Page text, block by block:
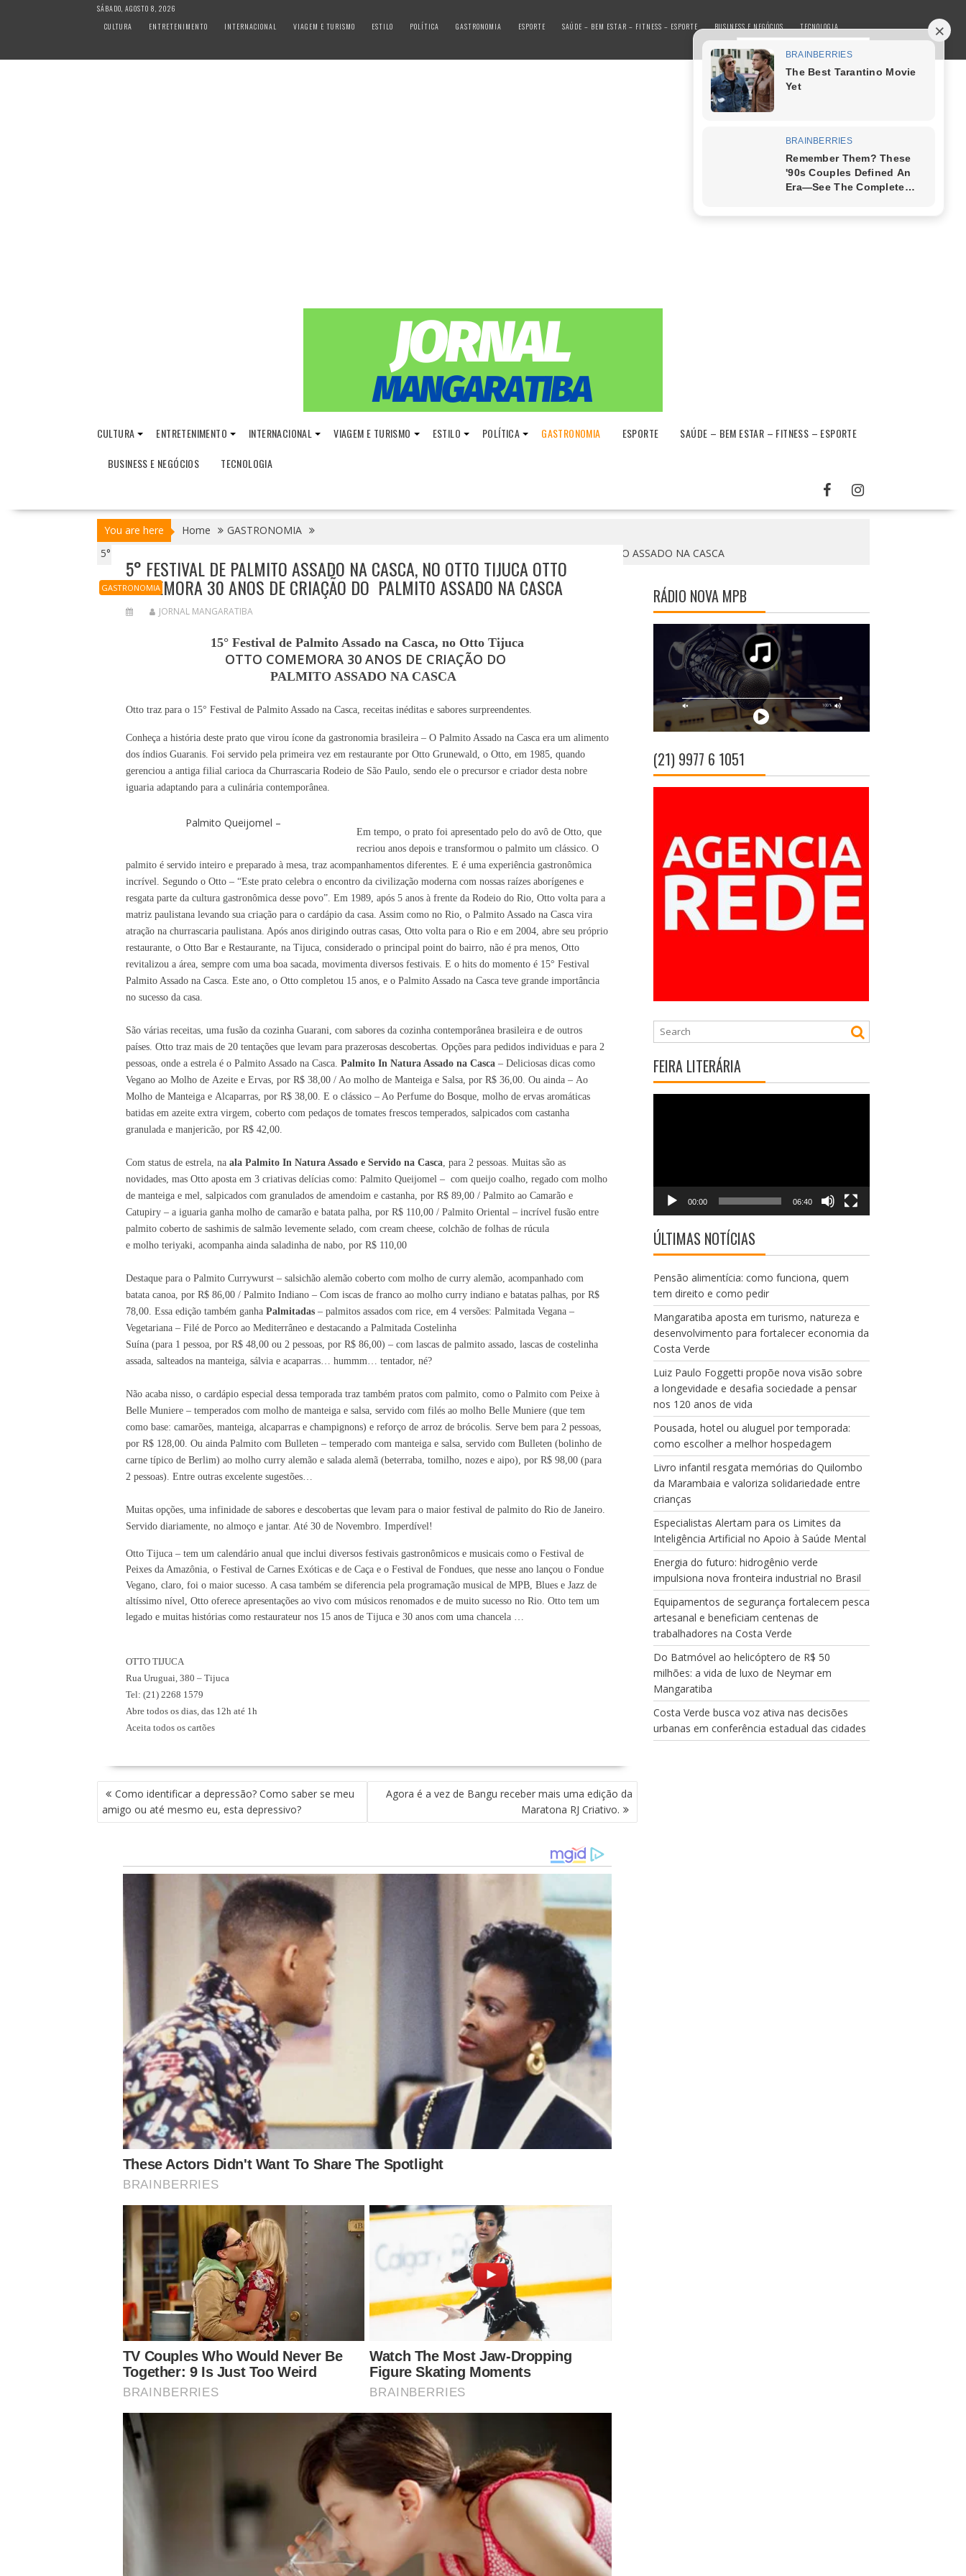
SÁBADO, AGOSTO 8, 2026
CULTURA
ENTRETENIMENTO INTERNACIONAL VIAGEM E TURISMO ESTILO POLÍTICA GASTRONOMIA ESPORTE SAÚDE – BEM ESTAR – FITNESS – ESPORTE BUSINESS E NEGÓCIOS TECNOLOGIA
CULTURA ENTRETENIMENTO INTERNACIONAL VIAGEM E TURISMO ESTILO POLÍTICA GASTRONOMIA ESPORTE
SAÚDE – BEM ESTAR – FITNESS – ESPORTE
BUSINESS E NEGÓCIOS
TECNOLOGIA
You are here Home
GASTRONOMIA
5° Festival de Palmito Assado na Casca, no Otto Tijuca OTTO COMEMORA 30 ANOS DE CRIAÇÃO DO PALMITO ASSADO NA CASCA
GASTRONOMIA
5° FESTIVAL DE PALMITO ASSADO NA CASCA, NO OTTO TIJUCA OTTO
COMEMORA 30 ANOS DE CRIAÇÃO DO PALMITO ASSADO NA CASCA
JORNAL MANGARATIBA
15° Festival de Palmito Assado na Casca, no Otto Tijuca
OTTO COMEMORA 30 ANOS DE CRIAÇÃO DO
PALMITO ASSADO NA CASCA
Otto traz para o 15° Festival de Palmito Assado na Casca, receitas inéditas e sabores surpreendentes.
Conheça a história deste prato que virou ícone da gastronomia brasileira – O Palmito Assado na Casca era um alimento
dos índios Guaranis. Foi servido pela primeira vez em restaurante por Otto Grunewald, o Otto, em 1985, quando
gerenciou a antiga filial carioca da Churrascaria Rodeio de São Paulo, sendo ele o precursor e criador desta nobre
iguaria adaptando para a culinária contemporânea.
Palmito Queijomel –
Em tempo, o pratofoi apresentado pelo doavô de Otto, que
recriou anos depois e transformou o palmito um clássico. O
palmito é servido inteiro e preparado à mesa, traz acompanhamentos diferentes. E é uma experiência gastronômica
incrível. Segundo o Otto – “Este prato celebra o encontro da civilização moderna com nossas raízes aborígenes e
resgata parte da cultura gastronômica desse povo”. Em 1989, após 5 anos à frente da Rodeio do Rio, Otto volta para a
matriz paulistana levando sua criação para o cardápio da casa. Assim como no Rio, o Palmito Assado na Casca vira
atração na churrascaria paulistana. Após anos dirigindo outras casas, Otto volta para o Rio e em 2004, abre seu próprio
restaurante, o Otto Bar e Restaurante, na Tijuca, considerado o principal point do bairro, não é pra menos, Otto
revitalizou a área, sempre com uma boa sacada, movimenta diversos festivais. E o hits do momento é 15° Festival
Palmito Assado na Casca. Este ano, o Otto completou 15 anos, e o Palmito Assado na Casca teve grande importância
no sucesso da casa.
São várias receitas, uma fusão da cozinha Guarani, com sabores da cozinha contemporânea brasileira e de outros
países. Otto traz mais de 20 tentações que levam para prazerosas descobertas. Opções para pedidos individuas e para 2
pessoas, onde a estrela é o Palmito Assado na Casca. Palmito In Natura Assado na Casca– Deliciosas dicas como
Vegano ao Molho de Azeite e Ervas, por R$ 38,00 / Ao molho de Manteiga e Salsa, por R$ 36,00. Ou ainda– Ao
Molho de Manteiga e Alcaparras, por R$ 38,00. E o clássico – Ao Perfume do Bosque, molho de ervas aromáticas
batidas em azeite extra virgem, coberto com pedaços de tomates frescos temperados, salpicados com castanha
granulada e manjericão, por R$ 42,00.
Com status de estrela, naala Palmito In Natura Assado e Servido na Casca, para 2 pessoas. Muitas são as
novidades, mas Otto aposta em 3 criativas delícias como: Palmito Queijomel – com queijo coalho, regado com molho
de manteiga e mel, salpicados com granulados de amendoim e castanha, por R$ 89,00 / Palmito ao Camarão e
Catupiry – a iguaria ganha molho de camarão e batata palha, por R$ 110,00 / Palmito Oriental – incrível fusão entre
palmito coberto de sashimis de salmão levemente selado, com cream cheese, colchão de folhas de rúcula
e molho teriyaki, acompanha ainda saladinha de nabo, por R$ 110,00
Destaque para o Palmito Currywurst – salsichão alemão coberto com molho de curry alemão, acompanhado com
batata canoa, por R$ 86,00 / Palmito Indiano – Com iscas de franco ao molho curry indiano e batatas palhas, por R$
78,00. Essa edição também ganhaPalmitadas– palmitos assados com rice, em 4 versões: Palmitada Vegana –
Vegetariana – Filé de Porco ao Mediterrâneo e destacando a Palmitada Costelinha
Suína(para 1 pessoa, por R$ 48,00 ou 2 pessoas, por R$ 86,00) – com lascas de palmito assado, lascas de costelinha
assada, salteados na manteiga, sálvia e acaparras… hummm… tentador, né?
Não acaba nisso, o cardápio especial dessa temporada traz também pratos com palmito, como o Palmito com Peixe à
Belle Muniere – temperados com molho de manteiga e salsa, servido com filés ao molho Belle Muniere (que tem
como base: camarões, manteiga, alcaparras e champignons) e reforço de arroz de brócolis. Serve bem para 2 pessoas,
por R$ 128,00. Ou ainda Palmito com Bulleten – temperado com manteiga e salsa, servido com Bulleten (bolinho de
carne típico de Berlim) ao molho curry alemão e salada alemã (beterraba, tomilho, nozes e aipo), por R$ 98,00 (para
2 pessoas). Entre outras excelente sugestões…
Muitas opções, uma infinidade de sabores e descobertas que levam para o maior festival de palmito do Rio de Janeiro.
Servido diariamente, no almoço e jantar. Até 30 de Novembro. Imperdível!
Otto Tijuca – tem um calendário anual que inclui diversos festivais gastronômicos e musicais como o Festival de
Peixes da Amazônia, o Festival de Carnes Exóticas e de Caça e o Festival de Fondues, que nesse ano lançou o Fondue
Vegano, claro, foi o maior sucesso. A casa também se diferencia pela programação musical de MPB, Blues e Jazz de
altíssimo nível, Otto oferece apresentações ao vivo com músicos renomados e de muito sucesso no Rio. Otto tem um
legado e muitas histórias como restaurateurnos 15 anos de Tijuca e 30 anos comuma chancela…
OTTO TIJUCA
Rua Uruguai, 380 – Tijuca
Tel: (21) 2268 1579
Abre todos os dias, das 12h até 1h
Aceita todos os cartões
N
A
V
Como identificar a depressão? Como saber se meu
amigo ou até mesmo eu, esta depressivo?
Agora é a vez de Bangu receber mais uma edição da
Maratona RJ Criativo.
RÁDIO NOVA MPB
(21) 9977 6 1051
FEIRA LITERÁRIA
00:00 06:40
ÚLTIMAS NOTÍCIAS
Pensão alimentícia: como funciona, quem
tem direito e como pedir
Mangaratiba aposta em turismo, natureza e
desenvolvimento para fortalecer economia da
Costa Verde
Luiz Paulo Foggetti propõe nova visão sobre
a longevidade e desafia sociedade a pensar
nos 120 anos de vida
Pousada, hotel ou aluguel por temporada:
como escolher a melhor hospedagem
Livro infantil resgata memórias do Quilombo
da Marambaia e valoriza solidariedade entre
crianças
Especialistas Alertam para os Limites da
Inteligência Artificial no Apoio à Saúde Mental
Energia do futuro: hidrogênio verde
impulsiona nova fronteira industrial no Brasil
Equipamentos de segurança fortalecem pesca
artesanal e beneficiam centenas de
trabalhadores na Costa Verde
Do Batmóvel ao helicóptero de R$ 50
milhões: a vida de luxo de Neymar em
Mangaratiba
Costa Verde busca voz ativa nas decisões
urbanas em conferência estadual das cidades